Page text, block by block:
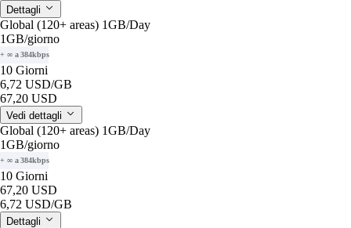
Dettagli
Global (120+ areas) 1GB/Day
1GB/giorno
+ ∞ a 384kbps
10 Giorni
6,72 USD/GB
67,20 USD
Vedi dettagli
Global (120+ areas) 1GB/Day
1GB/giorno
+ ∞ a 384kbps
10 Giorni
67,20 USD
6,72 USD/GB
Dettagli